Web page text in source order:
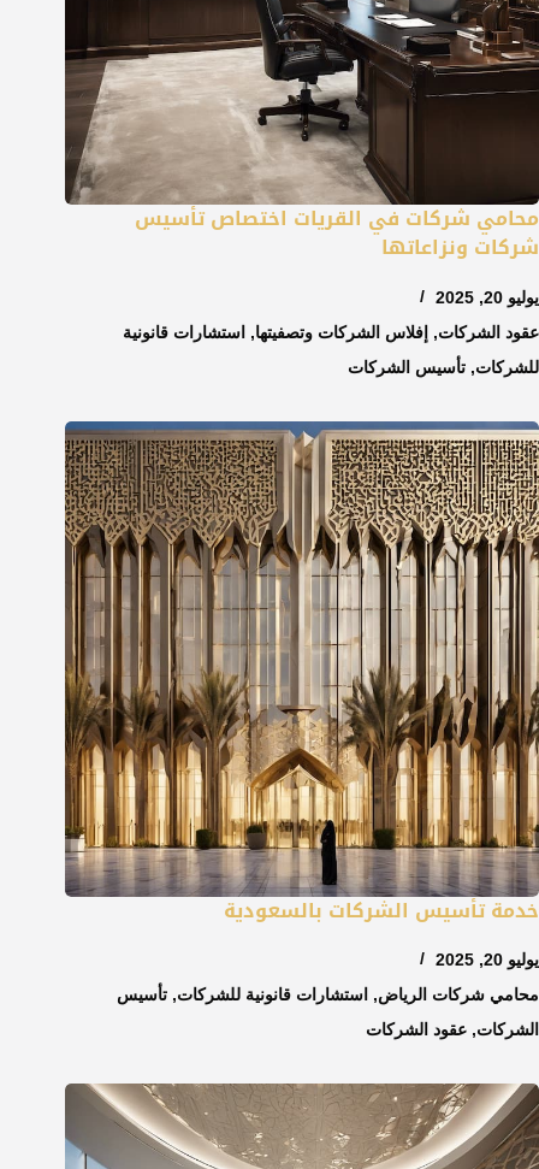
محامي شركات في القريات اختصاص تأسيس
شركات ونزاعاتها
يوليو 20, 2025
عقود الشركات, إفلاس الشركات وتصفيتها, استشارات قانونية
للشركات, تأسيس الشركات
خدمة تأسيس الشركات بالسعودية
يوليو 20, 2025
محامي شركات الرياض, استشارات قانونية للشركات, تأسيس
الشركات, عقود الشركات